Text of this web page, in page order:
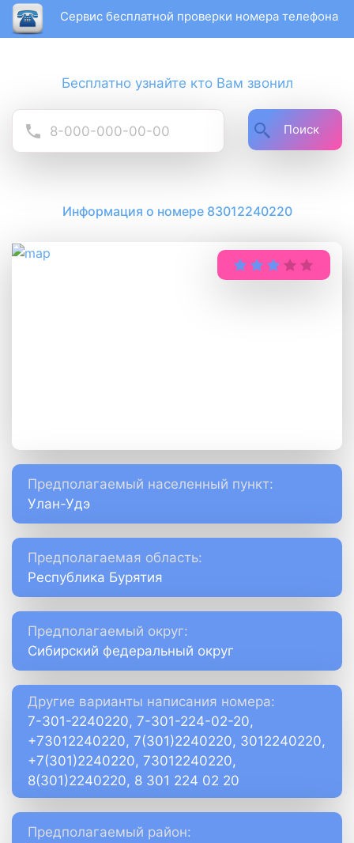
Сервис бесплатной проверки номера телефона
Бесплатно узнайте кто Вам звонил
Поиск
Информация о номере 83012240220
Предполагаемый населенный пункт:
Улан-Удэ
Предполагаемая область:
Республика Бурятия
Предполагаемый округ:
Сибирский федеральный округ
Другие варианты написания номера:
7-301-2240220, 7-301-224-02-20,
+73012240220, 7(301)2240220, 3012240220,
+7(301)2240220, 73012240220,
8(301)2240220, 8 301 224 02 20
Предполагаемый район: